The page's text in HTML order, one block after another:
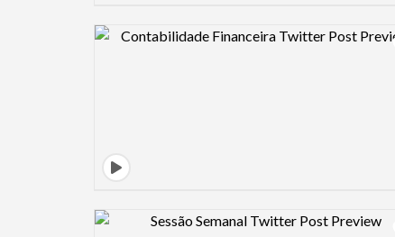
Design preview image
Design preview image